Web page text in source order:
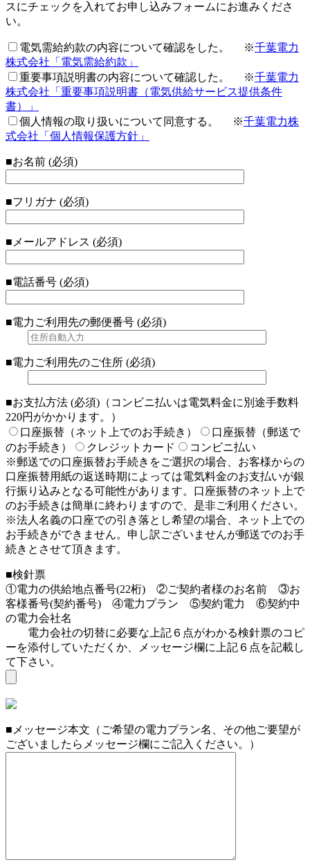
スにチェックを入れてお申し込みフォームにお進みくださ
い。
電気需給約款の内容について確認をした。 ※千葉電力
株式会社「電気需給約款」
重要事項説明書の内容について確認した。
※千葉電力
株式会社「重要事項説明書（電気供給サービス提供条件
書）」
個人情報の取り扱いについて同意する。
※千葉電力株
式会社「個人情報保護方針」
■お名前 (必須)
■フリガナ (必須)
■メールアドレス (必須)
■電話番号 (必須)
■電力ご利用先の郵便番号 (必須)
■電力ご利用先のご住所 (必須)
■お支払方法 (必須)（コンビニ払いは電気料金に別途手数料
220円がかかります。）
口座振替（ネット上でのお手続き）
口座振替（郵送で
のお手続き）
クレジットカード
コンビニ払い
※郵送での口座振替お手続きをご選択の場合、お客様からの
口座振替用紙の返送時期によっては電気料金のお支払いが銀
行振り込みとなる可能性があります。口座振替のネット上で
のお手続きは簡単に終わりますので、是非ご利用ください。
※法人名義の口座での引き落とし希望の場合、ネット上での
お手続きができません。申し訳ございませんが郵送でのお手
続きとさせて頂きます。
■検針票
①電力の供給地点番号(22桁) ②ご契約者様のお名前 ③お
客様番号(契約番号) ④電力プラン ⑤契約電力 ⑥契約中
の電力会社名
電力会社の切替に必要な上記６点がわかる検針票のコピ
ーを添付していただくか、メッセージ欄に上記６点を記載し
て下さい。
■メッセージ本文（ご希望の電力プラン名、その他ご要望が
ございましたらメッセージ欄にご記入ください。）